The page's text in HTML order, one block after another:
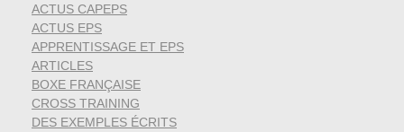
ACTUS CAPEPS
ACTUS EPS
APPRENTISSAGE ET EPS
ARTICLES
BOXE FRANÇAISE
CROSS TRAINING
DES EXEMPLES ÉCRITS